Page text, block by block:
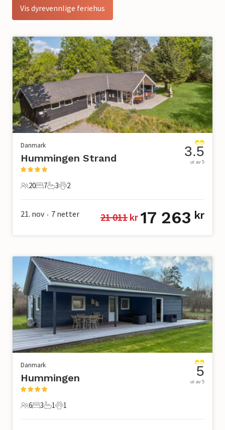
Vis dyrevennlige feriehus
Danmark
Hummingen Strand
20 Gjester
20
7 Soverom
7
3 Bad
3
2 Kjæledyr
2
3.5
ut av 5
21. nov • 7 netter 21 011 kr 17 263 kr
Danmark
Hummingen
6 Gjester
6
3 Soverom
3
1 Bad
1
1 Kjæledyr
1
5
ut av 5